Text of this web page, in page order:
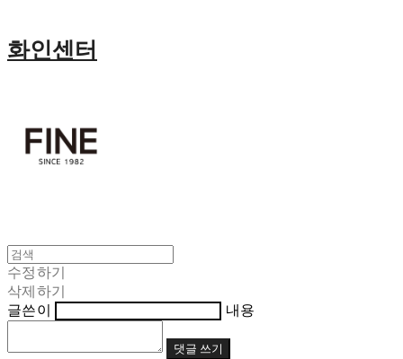
화인센터
수정하기
삭제하기
글쓴이
내용
댓글 쓰기